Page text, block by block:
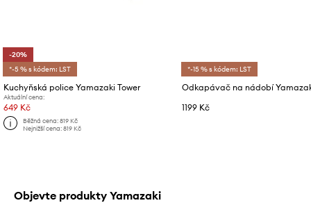
-20%
*-5 % s kódem: LST
Kuchyňská police Yamazaki Tower
Aktuální cena:
649 Kč
Běžná cena:819 Kč
Nejnižší cena:819 Kč
*-15 % s kódem: LST
Odkapávač na nádobí
1199 Kč
Objevte produkty Yamazaki